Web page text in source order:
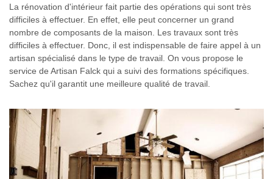
La rénovation d'intérieur fait partie des opérations qui sont très
difficiles à effectuer. En effet, elle peut concerner un grand
nombre de composants de la maison. Les travaux sont très
difficiles à effectuer. Donc, il est indispensable de faire appel à un
artisan spécialisé dans le type de travail. On vous propose le
service de Artisan Falck qui a suivi des formations spécifiques.
Sachez qu'il garantit une meilleure qualité de travail.